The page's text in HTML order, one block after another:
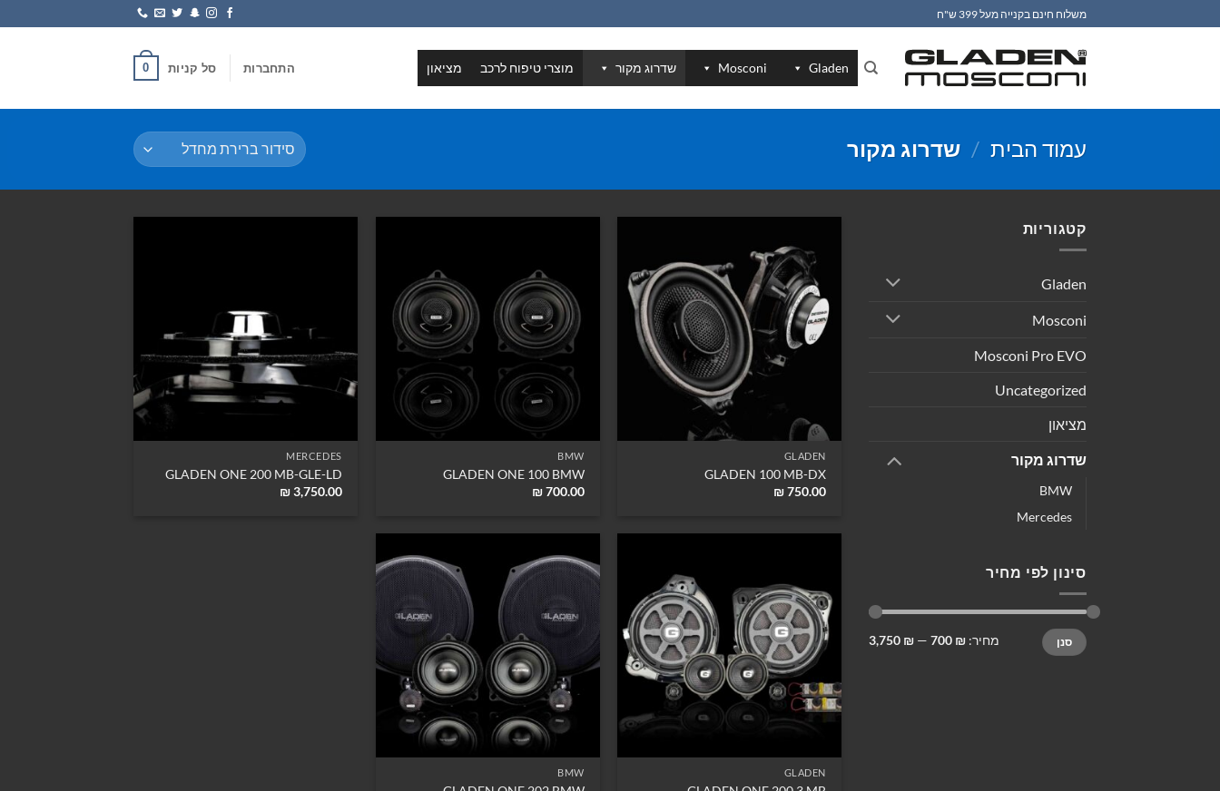
to
משלוח חינם בקנייה מעל 399 ש"ח
Gladen
Mosconi שדרוג מקור מוצרי טיפוח לרכב מציאון התחברות סל קניות 0
עמוד הבית / שדרוג מקור
קטגוריות
Gladen
Mosconi
Mosconi Pro EVO
Uncategorized
מציאון
שדרוג מקור
BMW
Mercedes
סינון לפי מחיר
מחיר
מינימלי
מחיר
מקסימלי
סנן מחיר: ₪ 700
—
₪ 3,750
GLADEN
GLADEN 100 MB-DX
₪750.00
BMW
GLADEN ONE 100 BMW
₪700.00
MERCEDES
GLADEN ONE 200 MB-GLE-LD
₪3,750.00
GLADEN
BMW